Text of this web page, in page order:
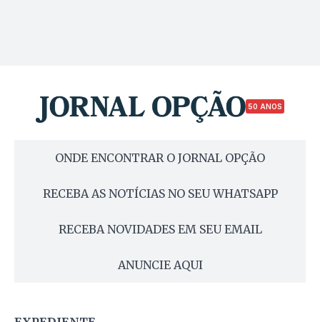
50 ANOS
ONDE ENCONTRAR O JORNAL OPÇÃO
RECEBA AS NOTÍCIAS NO SEU WHATSAPP
RECEBA NOVIDADES EM SEU EMAIL
ANUNCIE AQUI